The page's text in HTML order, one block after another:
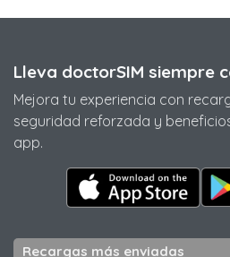
Lleva doctorSIM siempre
Mejora tu experiencia con
seguridad reforzada y
app.
Recargas más enviadas